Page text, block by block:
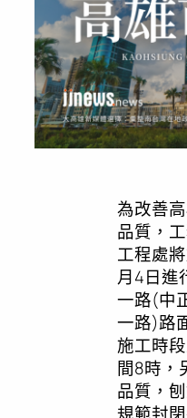
為改善
品質，
工程處
月4日進
一路(中
一路)路
施工時
間8時，
品質，